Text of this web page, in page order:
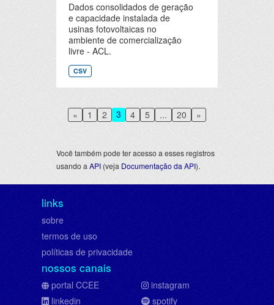
Dados consolidados de geração
e capacidade instalada de
usinas fotovoltaicas no
ambiente de comercialização
livre - ACL.
CSV
« 1 2 3 4 5 ... 20 »
Você também pode ter acesso a esses registros
usando a API (veja Documentação da API).
links
sobre
termos de uso
políticas de privacidade
nossos canais
portal CCEE
linkedin
instagram
spotify